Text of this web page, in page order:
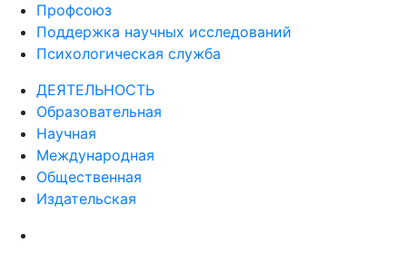
Профсоюз
Поддержка научных исследований
Психологическая служба
ДЕЯТЕЛЬНОСТЬ
Образовательная
Научная
Международная
Общественная
Издательская